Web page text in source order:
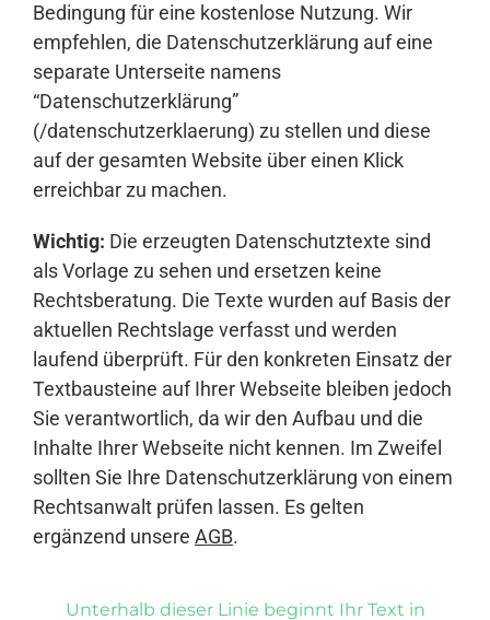
Bedingung für eine kostenlose Nutzung. Wir
empfehlen, die Datenschutzerklärung auf eine
separate Unterseite namens
“Datenschutzerklärung”
(/datenschutzerklaerung) zu stellen und diese
auf der gesamten Website über einen Klick
erreichbar zu machen.
Wichtig: Die erzeugten Datenschutztexte sind
als Vorlage zu sehen und ersetzen keine
Rechtsberatung. Die Texte wurden auf Basis der
aktuellen Rechtslage verfasst und werden
laufend überprüft. Für den konkreten Einsatz der
Textbausteine auf Ihrer Webseite bleiben jedoch
Sie verantwortlich, da wir den Aufbau und die
Inhalte Ihrer Webseite nicht kennen. Im Zweifel
sollten Sie Ihre Datenschutzerklärung von einem
Rechtsanwalt prüfen lassen. Es gelten
ergänzend unsere AGB.
Unterhalb dieser Linie beginnt Ihr Text in